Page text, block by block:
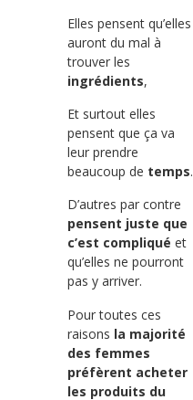
Elles pensent qu’elles
auront du mal à
trouver les
ingrédients,
Et surtout elles
pensent que ça va
leur prendre
beaucoup de temps.
D’autres par contre
pensent juste que
c’est compliqué et
qu’elles ne pourront
pas y arriver.
Pour toutes ces
raisons la majorité
des femmes
préfèrent acheter
les produits du